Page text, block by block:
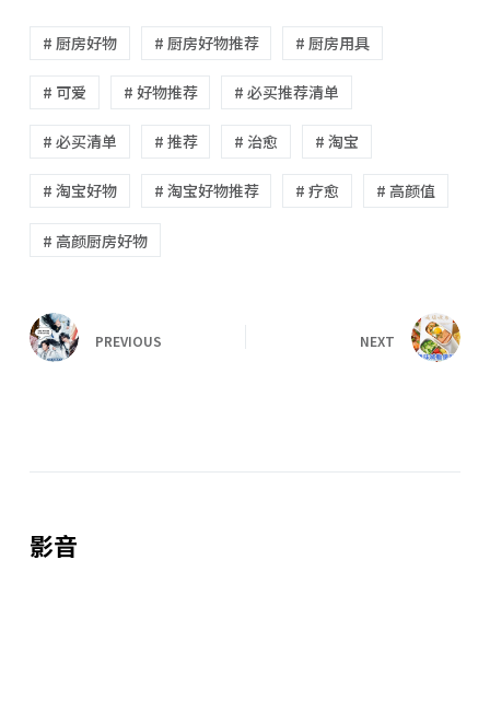
# 厨房好物 # 厨房好物推荐 # 厨房用具
# 可爱 # 好物推荐 # 必买推荐清单
# 必买清单 # 推荐 # 治愈 # 淘宝
# 淘宝好物 # 淘宝好物推荐 # 疗愈 # 高颜值
# 高颜厨房好物
PREVIOUS NEXT
影音